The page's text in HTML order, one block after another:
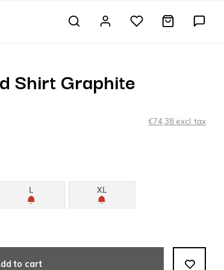
Shirt Graphite
€74,38 excl. tax
L XL
to cart